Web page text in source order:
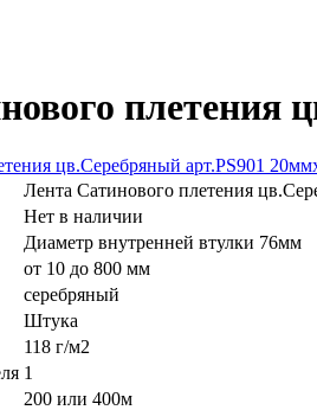
плетения
Лента Сатинового плетения
Нет в наличии
Диаметр внутренней втулки 76мм
от 10 до 800 мм
серебряный
Штука
118 г/м2
1
200 или 400м